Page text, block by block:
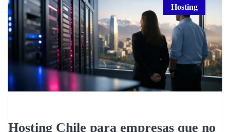
Hosting
Hosting Chile para empresas que no